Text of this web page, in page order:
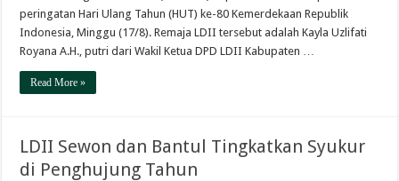
peringatan Hari Ulang Tahun (HUT) ke-80 Kemerdekaan Republik
Indonesia, Minggu (17/8). Remaja LDII tersebut adalah Kayla Uzlifati
Royana A.H., putri dari Wakil Ketua DPD LDII Kabupaten …
Read More »
LDII Sewon dan Bantul Tingkatkan Syukur
di Penghujung Tahun